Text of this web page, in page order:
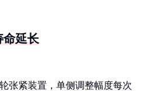
命延长
张紧装置，单侧调整幅度每次